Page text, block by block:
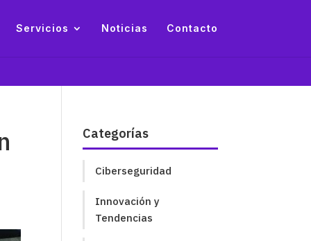
Servicios Noticias Contacto
Categorías
Ciberseguridad
Innovación y
Tendencias